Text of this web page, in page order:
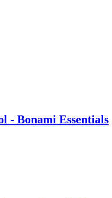
- Bonami Essentials